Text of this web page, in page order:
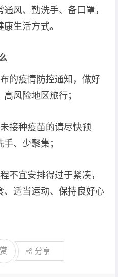
风、勤洗手、备口罩，
生活方式。
的疫情防控通知，做好
风险地区旅行；
接种疫苗的请尽快预
、少聚集；
不宜安排得过于紧凑，
、适当运动、保持良好心
赏 分享